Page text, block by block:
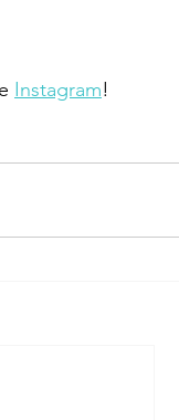
e Instagram!